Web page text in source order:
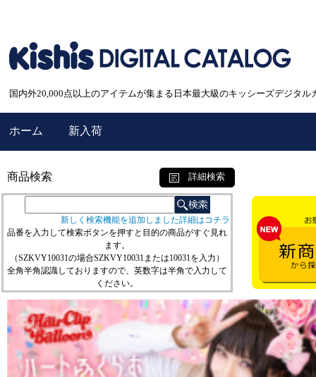
国内外20,000点以上のアイテムが集まる日本最大級のキッシーズデジタル
ホーム 新入荷
商品検索 詳細検索
新しく検索機能を追加しました詳細はコチラ
品番を入力して検索ボタンを押すと目的の商品がすぐ見れ
ます。
（SZKVY10031の場合SZKVY10031または10031を入力）
全角半角認識しておりますので、英数字は半角で入力して
ください。